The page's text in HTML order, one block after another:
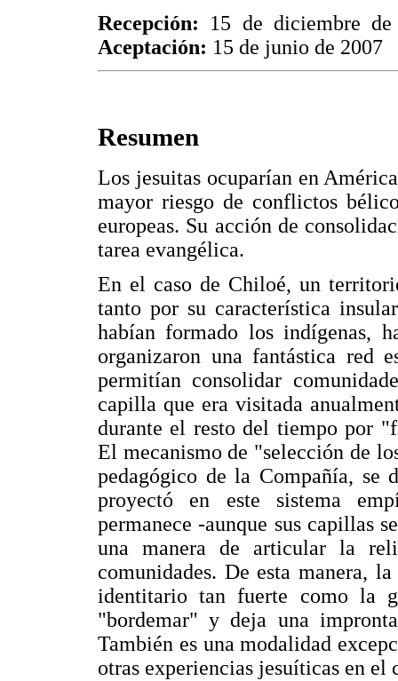
Recepción: 15 de diciembre
Aceptación: 15 de junio de 2007
Resumen
Los jesuitas ocuparían en
mayor riesgo de conflictos
europeas. Su acción de
tarea evangélica.
En el caso de Chiloé, un
tanto por su característica
habían formado los indígenas,
organizaron una fantástica red
permitían consolidar
capilla que era visitada
durante el resto del tiempo por
El mecanismo de "selección de
pedagógico de la Compañía, se
proyectó en este sistema
permanece -aunque sus capillas
una manera de articular la
comunidades. De esta manera,
identitario tan fuerte como la
"bordemar" y deja una
También es una modalidad
otras experiencias jesuíticas en el